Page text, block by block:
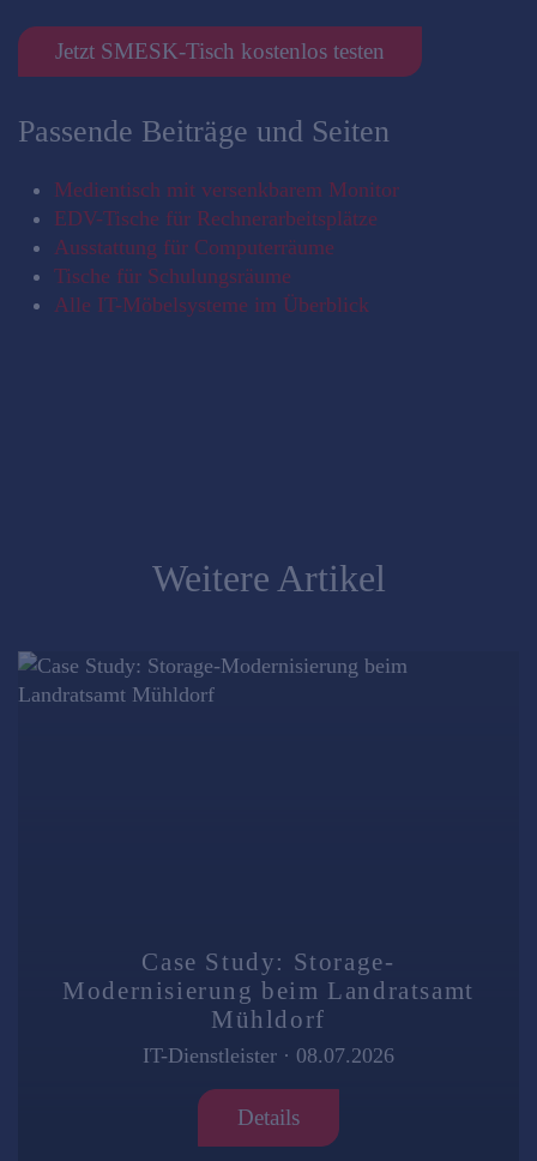
Jetzt SMESK-Tisch kostenlos testen
Passende Beiträge und Seiten
Medientisch mit versenkbarem Monitor
EDV-Tische für Rechnerarbeitsplätze
Ausstattung für Computerräume
Tische für Schulungsräume
Alle IT-Möbelsysteme im Überblick
Weitere Artikel
Case Study: Storage-
Modernisierung beim Landratsamt
Mühldorf
IT-Dienstleister · 08.07.2026
Details